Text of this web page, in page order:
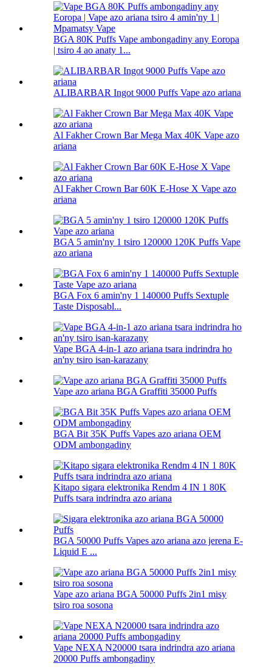
BGA 80K Puffs Vape ambongadiny any Eoropa
| tsiro 4 ao anaty 1...
ALIBARBAR Ingot 9000 Puffs Vape azo ariana
Al Fakher Crown Bar Mega Max 40K Vape azo
ariana
Al Fakher Crown Bar 60K E-Hose X Vape azo
ariana
BGA 5 amin'ny 1 tsiro 120000 120K Puffs Vape
azo ariana
BGA Fox 6 amin'ny 1 140000 Puffs Sextuple
Taste Disposabl...
Vape BGA 4-in-1 azo ariana tsara indrindra ho
an'ny tsiro isan-karazany
Vape azo ariana BGA Graffiti 35000 Puffs
BGA Bit 35K Puffs Vapes azo ariana OEM
ODM ambongadiny
Kitapo sigara elektronika Rendm 4 IN 1 80K
Puffs tsara indrindra azo ariana
BGA 50000 Puffs Vapes azo ariana azo jerena E-
Liquid E ...
Vape azo ariana BGA 50000 Puffs 2in1 misy
tsiro roa sosona
Vape NEXA N20000 tsara indrindra azo ariana
20000 Puffs ambongadiny